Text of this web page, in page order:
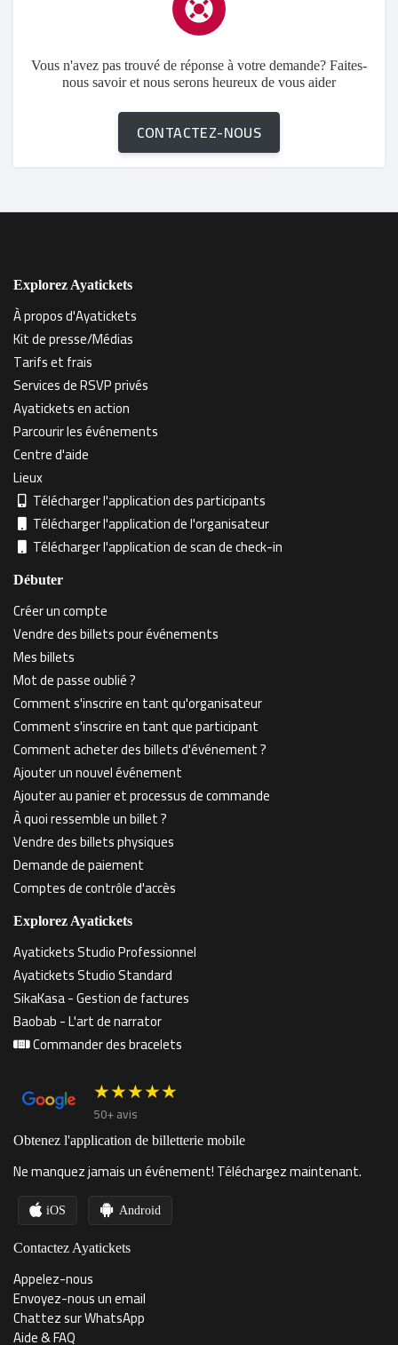
Vous n'avez pas trouvé de réponse à votre demande? Faites-
nous savoir et nous serons heureux de vous aider
CONTACTEZ-NOUS
Explorez Ayatickets
À propos d'Ayatickets
Kit de presse/Médias
Tarifs et frais
Services de RSVP privés
Ayatickets en action
Parcourir les événements
Centre d'aide
Lieux
Télécharger l'application des participants
Télécharger l'application de l'organisateur
Télécharger l'application de scan de check-in
Débuter
Créer un compte
Vendre des billets pour événements
Mes billets
Mot de passe oublié ?
Comment s'inscrire en tant qu'organisateur
Comment s'inscrire en tant que participant
Comment acheter des billets d'événement ?
Ajouter un nouvel événement
Ajouter au panier et processus de commande
À quoi ressemble un billet ?
Vendre des billets physiques
Demande de paiement
Comptes de contrôle d'accès
Explorez Ayatickets
Ayatickets Studio Professionnel
Ayatickets Studio Standard
SikaKasa - Gestion de factures
Baobab - L'art de narrator
Commander des bracelets
★★★★★
50+ avis
Obtenez l'application de billetterie mobile
Ne manquez jamais un événement! Téléchargez maintenant.
iOS Android
Contactez Ayatickets
Appelez-nous
Envoyez-nous un email
Chattez sur WhatsApp
Aide & FAQ